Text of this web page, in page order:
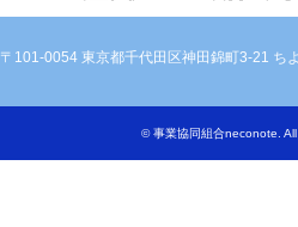
〒101-0054 東京都千代田区神田錦町3-21 ち
©事業協同組合neconote .